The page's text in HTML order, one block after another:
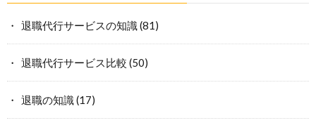
退職代行サービスの知識(81)
退職代行サービス比較 (50)
退職の知識(17)